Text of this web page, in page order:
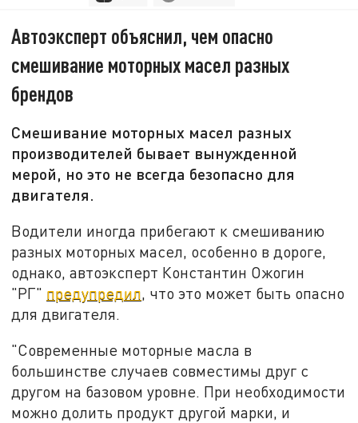
Автоэксперт объяснил, чем опасно
смешивание моторных масел разных
брендов
Смешивание моторных масел разных
производителей бывает вынужденной
мерой, но это не всегда безопасно для
двигателя.
Водители иногда прибегают к смешиванию
разных моторных масел, особенно в дороге,
однако, автоэксперт Константин Ожогин
"РГ" предупредил, что это может быть опасно
для двигателя.
"Современные моторные масла в
большинстве случаев совместимы друг с
другом на базовом уровне. При необходимости
можно долить продукт другой марки, и